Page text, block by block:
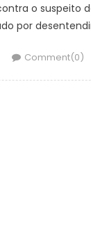
o suspeito
por
Comment(0)